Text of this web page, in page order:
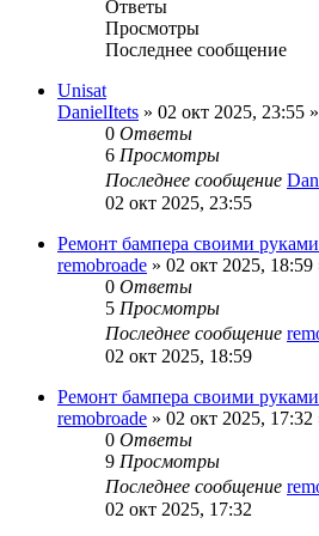
Ответы
Просмотры
Последнее сообщение
Unisat
DanielItets » 02 окт 2025, 23:55
0 Ответы
6 Просмотры
Последнее сообщение
02 окт 2025, 23:55
Ремонт бампера своими
remobroade » 02 окт 2025, 18:59
0 Ответы
5 Просмотры
Последнее сообщение
02 окт 2025, 18:59
Ремонт бампера своими
remobroade » 02 окт 2025, 17:32
0 Ответы
9 Просмотры
Последнее сообщение
02 окт 2025, 17:32